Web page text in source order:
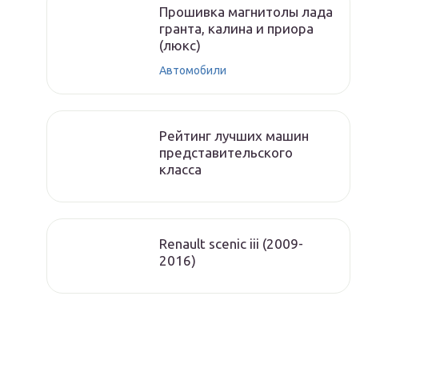
Прошивка магнитолы лада
гранта, калина и приора
(люкс)
Автомобили
Рейтинг лучших машин
представительского
класса
Renault scenic iii (2009-
2016)